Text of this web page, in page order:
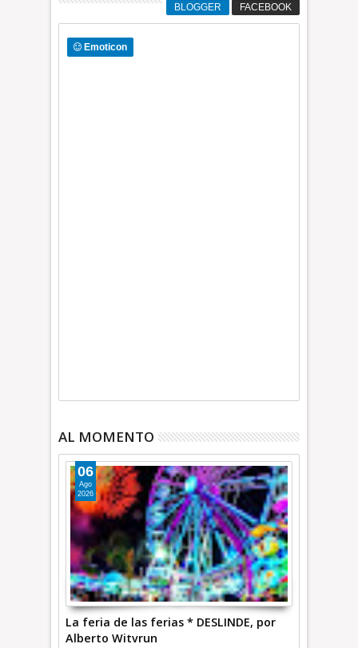
BLOGGER FACEBOOK
Emoticon
AL MOMENTO
La feria de las ferias * DESLINDE, por
Alberto Witvrun
06
Ago
2026